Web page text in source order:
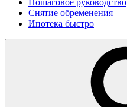
Пошаговое руководство
Снятие обременения
Ипотека быстро